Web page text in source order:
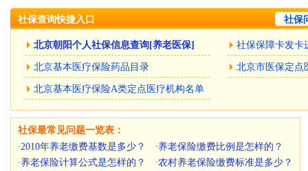
社保查询快捷入口 社保
北京朝阳个人社保信息查询[养老医保] 社保保障卡发卡
北京基本医疗保险药品目录 北京市医保定点
北京基本医疗保险A类定点医疗机构名单
社保最常见问题一览表：
·2010年养老缴费基数是多少？ ·养老保险缴费比例是怎样的？
·养老保险计算公式是怎样的？ ·农村养老保险缴费标准是多少？